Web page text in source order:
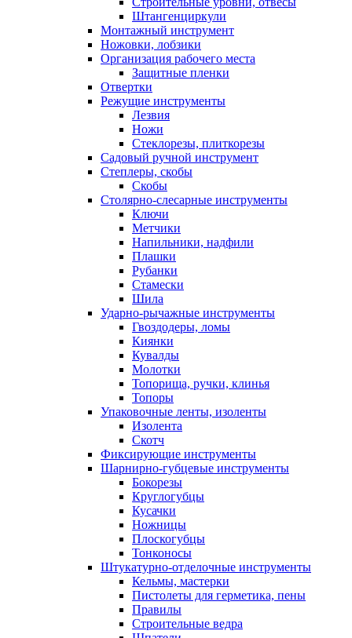
Штангенциркули
Монтажный инструмент
Ножовки, лобзики
Организация рабочего места
Защитные пленки
Отвертки
Режущие инструменты
Лезвия
Ножи
Стеклорезы, плиткорезы
Садовый ручной инструмент
Степлеры, скобы
Скобы
Столярно-слесарные инструменты
Ключи
Метчики
Напильники, надфили
Плашки
Рубанки
Стамески
Шила
Ударно-рычажные инструменты
Гвоздодеры, ломы
Киянки
Кувалды
Молотки
Топорища, ручки, клинья
Топоры
Упаковочные ленты, изоленты
Изолента
Скотч
Фиксирующие инструменты
Шарнирно-губцевые инструменты
Бокорезы
Круглогубцы
Кусачки
Ножницы
Плоскогубцы
Тонконосы
Штукатурно-отделочные инструменты
Кельмы, мастерки
Пистолеты для герметика, пены
Правилы
Строительные ведра